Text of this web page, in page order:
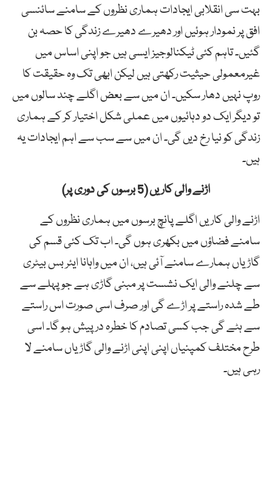
بہت سی انقلابی ایجادات ہماری نظروں کے سامنے سائنسی
افق پر نمودار ہوئیں اور دھیرے دھیرے زندگی کا حصہ بن
گئیں۔ تاہم کئی ٹیکنالوجیز ایسی ہیں جو اپنی اساس میں
غیرمعمولی حیثیت رکھتی ہیں لیکن ابھی تک وہ حقیقت کا
روپ نہیں دھار سکیں۔ ان میں سے بعض اگلے چند سالوں میں
تو دیگر ایک دو دہائیوں میں عملی شکل اختیار کر کے ہماری
زندگی کو نیا رخ دیں گی۔ ان میں سے سب سے اہم ایجادات یہ
ہیں۔
اڑنے والی کاریں (5 برسوں کی دوری پر)
اڑنے والی کاریں اگلے پانچ برسوں میں ہماری نظروں کے
سامنے فضاؤں میں بکھری ہوں گی۔ اب تک کئی قسم کی
گاڑیاں ہمارے سامنے آئی ہیں، ان میں واہانا ایئر بس بیٹری
سے چلنے والی ایک نشست پر مبنی گاڑی ہے جو پہلے سے
طے شدہ راستے پر اڑے گی اور صرف اسی صورت اس راستے
سے ہٹے گی جب کسی تصادم کا خطرہ درپیش ہو گا۔ اسی
طرح مختلف کمپنیاں اپنی اپنی اڑنے والی گاڑیاں سامنے لا
رہی ہیں۔